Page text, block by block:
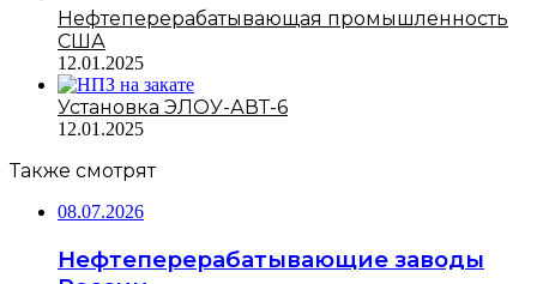
Нефтеперерабатывающая промышленность
США
12.01.2025
Установка ЭЛОУ-АВТ-6
12.01.2025
Также смотрят
08.07.2026
Нефтеперерабатывающие заводы